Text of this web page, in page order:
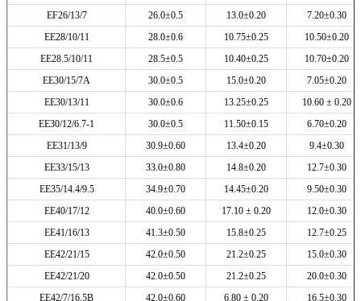
EF26/13/7
26.0±0.5 13.0±0.20
7.20±0.30
EE28/10/11
28.0±0.6 10.75±0.25
10.50±0.20
EE28.5/10/11
28.5±0.5 10.40±0.25
10.70±0.20
EE30/15/7A
30.0±0.5 15.0±0.20
7.05±0.20
EE30/13/11
30.0±0.6 13.25±0.25
10.60 ± 0.20
EE30/12/6.7-1
30.0±0.5 11.50±0.15
6.70±0.20
EE31/13/9
30.9±0.60 13.4±0.20
9.4±0.30
EE33/15/13
33.0±0.80 14.8±0.20
12.7±0.30
EE35/14.4/9.5
34.9±0.70 14.45±0.20
9.50±0.30
EE40/17/12
40.0±0.60 17.10 ± 0.20
12.0±0.30
EE41/16/13
41.3±0.50 15.8±0.25
12.7±0.25
EE42/21/15
42.0±0.50 21.2±0.25
15.0±0.30
EE42/21/20
42.0±0.50 21.2±0.25
20.0±0.30
EE42/7/16.5B
42.0±0.60 6.80 ± 0.20
16.5±0.30